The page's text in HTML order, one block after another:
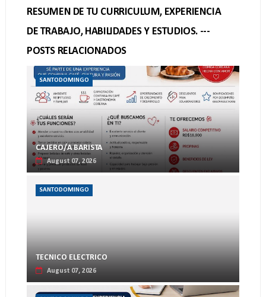
RESUMEN DE TU CURRICULUM, EXPERIENCIA
DE TRABAJO, HABILIDADES Y ESTUDIOS. ---
POSTS RELACIONADOS
SANTODOMINGO
CAJERO/A BARISTA
August 07, 2026
SANTODOMINGO
TECNICO ELECTRICO
August 07, 2026